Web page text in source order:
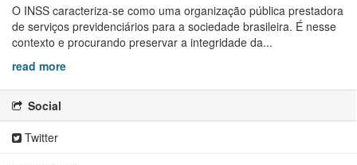
O INSS caracteriza-se como uma organização pública prestadora
de serviços previdenciários para a sociedade brasileira. É nesse
contexto e procurando preservar a integridade da...
read more
Social
Twitter